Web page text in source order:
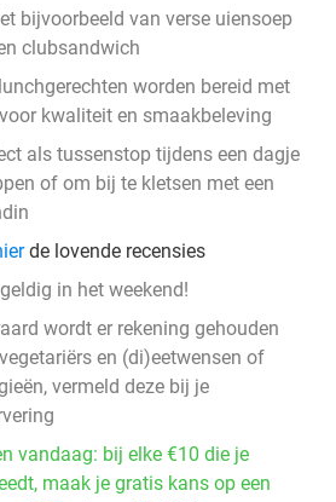
bijvoorbeeld van verse uiensoep
clubsandwich
worden bereid met
kwaliteit en smaakbeleving
als tussenstop tijdens een dagje
of om bij te kletsen met een
de lovende recensies
in het weekend!
wordt er rekening gehouden
en (di)eetwensen of
vermeld deze bij je
vandaag: bij elke €10 die je
maak je gratis kans op een